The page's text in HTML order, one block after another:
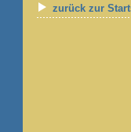
zurück zur